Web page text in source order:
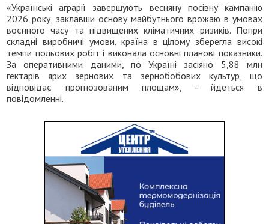
«Українські аграрії завершують весняну посівну кампанію
2026 року, заклавши основу майбутнього врожаю в умовах
воєнного часу та підвищених кліматичних ризиків. Попри
складні виробничі умови, країна в цілому зберегла високі
темпи польових робіт і виконала основні планові показники.
За оперативними даними, по Україні засіяно 5,88 млн
гектарів ярих зернових та зернобобових культур, що
відповідає прогнозованим площам», - йдеться в
повідомленні.